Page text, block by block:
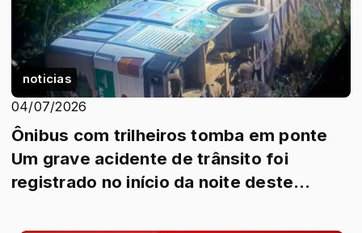
noticias
04/07/2026
Ônibus com trilheiros tomba em ponte
Um grave acidente de trânsito foi
registrado no início da noite deste